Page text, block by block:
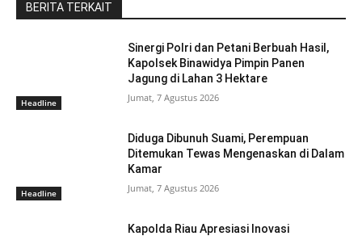
BERITA TERKAIT
Headline
Sinergi Polri dan Petani Berbuah Hasil,
Kapolsek Binawidya Pimpin Panen
Jagung di Lahan 3 Hektare
Jumat, 7 Agustus 2026
Headline
Diduga Dibunuh Suami, Perempuan
Ditemukan Tewas Mengenaskan di Dalam
Kamar
Jumat, 7 Agustus 2026
Kapolda Riau Apresiasi Inovasi